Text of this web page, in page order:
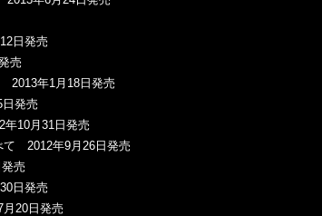
日発売
売
2013年1月18日発売
発売
10月31日発売
て 2012年9月26日発売
売
日発売
20日発売